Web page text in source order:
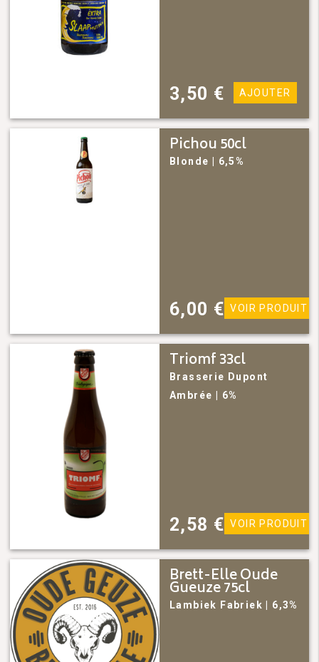
3,50 € AJOUTER
Pichou 50cl
Blonde | 6,5%
6,00 € VOIR PRODUIT
Triomf 33cl
Brasserie Dupont
Ambrée
| 6%
2,58 € VOIR PRODUIT
Brett-Elle Oude
Gueuze 75cl
Lambiek Fabriek | 6,3%